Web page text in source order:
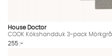
House Doctor
COOK Kökshandduk 3-pack Mörkgrå
255 :-